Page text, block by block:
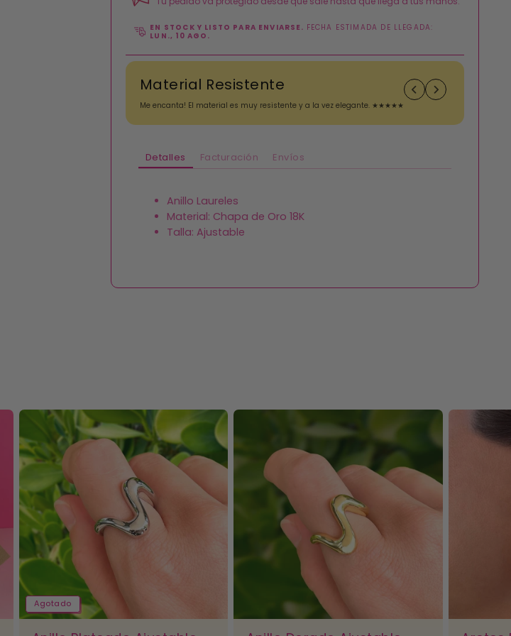
EN STOCK Y LISTO PARA ENVIARSE. FECHA ESTIMADA DE LLEGADA:
LUN., 10 AGO.
Material Resistente
Me encanta! El material es muy resistente y a la vez elegante. ★★★★★
Detalles Facturación Envíos
Anillo Laureles
Material: Chapa de Oro 18K
Talla: Ajustable
Agotado